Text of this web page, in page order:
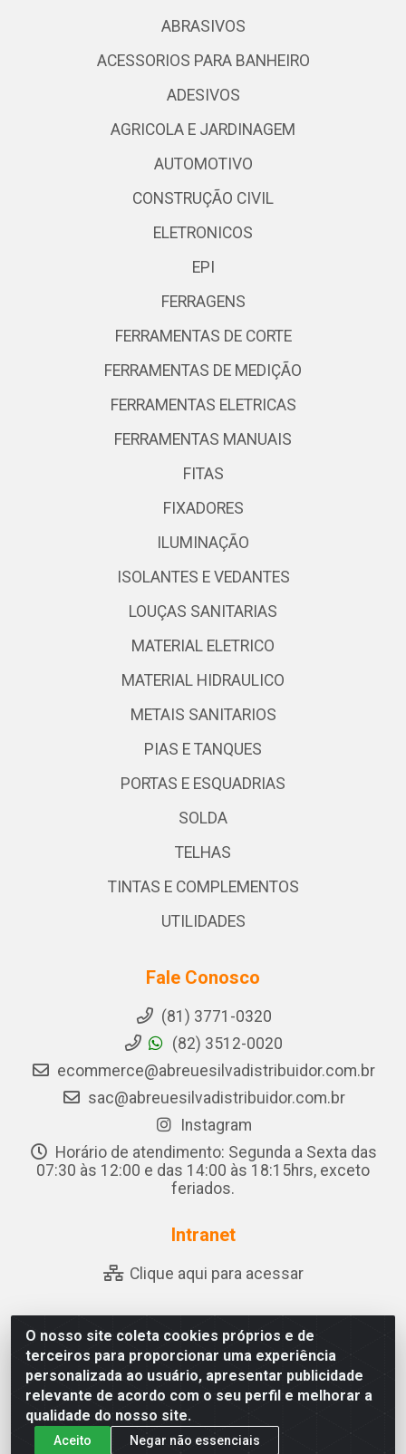
O nosso site coleta cookies próprios e de
terceiros para proporcionar uma experiência
personalizada ao usuário, apresentar publicidade
relevante de acordo com o seu perfil e melhorar a
qualidade do nosso site.
Aceito Negar não essenciais
ABRASIVOS
ACESSORIOS PARA BANHEIRO
ADESIVOS
AGRICOLA E JARDINAGEM
AUTOMOTIVO
CONSTRUÇÃO CIVIL
ELETRONICOS
EPI
FERRAGENS
FERRAMENTAS DE CORTE
FERRAMENTAS DE MEDIÇÃO
FERRAMENTAS ELETRICAS
FERRAMENTAS MANUAIS
FITAS
FIXADORES
ILUMINAÇÃO
ISOLANTES E VEDANTES
LOUÇAS SANITARIAS
MATERIAL ELETRICO
MATERIAL HIDRAULICO
METAIS SANITARIOS
PIAS E TANQUES
PORTAS E ESQUADRIAS
SOLDA
TELHAS
TINTAS E COMPLEMENTOS
UTILIDADES
Fale Conosco
(81) 3771-0320
(82) 3512-0020
ecommerce@abreuesilvadistribuidor.com.br
sac@abreuesilvadistribuidor.com.br
Instagram
Horário de atendimento: Segunda a Sexta das
07:30 às 12:00 e das 14:00 às 18:15hrs, exceto
feriados.
Intranet
Clique aqui para acessar
Abreu & Silva - Rua Padre Jose de Souza Leite, 265 - Ariado,
Olho D'Água das Flores/AL - CEP 57.442-000 - CNPJ
04.790.656/0001-06